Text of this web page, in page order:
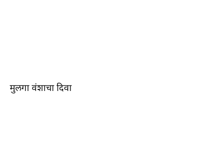
मुलगा वंशाचा दिवा